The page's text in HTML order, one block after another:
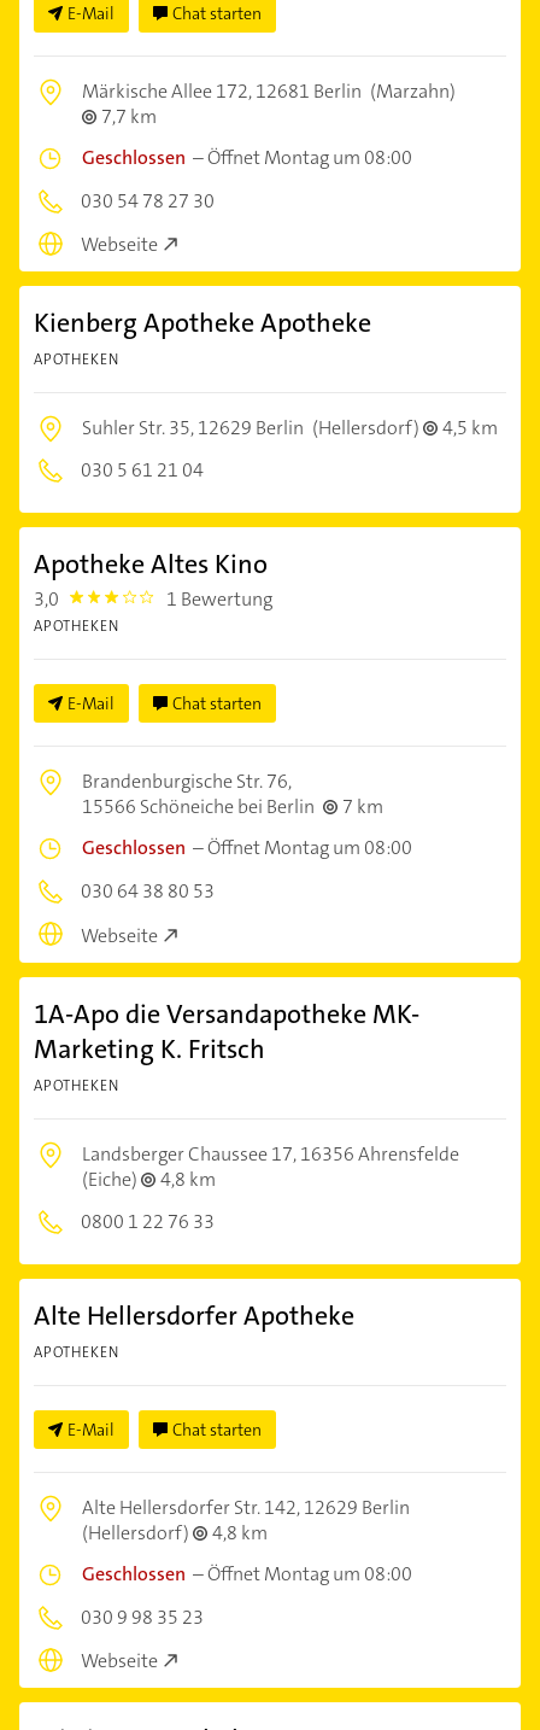
E-Mail Chat starten
Märkische Allee 172,12681 Berlin (Marzahn)
7,7 km
Geschlossen –Öffnet Montag um 08:00
030 54 78 27 30
Webseite
Kienberg Apotheke Apotheke
APOTHEKEN
Suhler Str. 35,12629 Berlin (Hellersdorf)
4,5 km
030 5 61 21 04
Apotheke Altes Kino
3,0 3.0 1 Bewertung
APOTHEKEN
E-Mail Chat starten
Brandenburgische Str. 76,
15566 Schöneiche bei Berlin
7 km
Geschlossen –Öffnet Montag um 08:00
030 64 38 80 53
Webseite
1A-Apo die Versandapotheke MK-
Marketing K. Fritsch
APOTHEKEN
Landsberger Chaussee 17,16356 Ahrensfelde
(Eiche)
4,8 km
0800 1 22 76 33
Alte Hellersdorfer Apotheke
APOTHEKEN
E-Mail Chat starten
Alte Hellersdorfer Str. 142,12629 Berlin
(Hellersdorf)
4,8 km
Geschlossen –Öffnet Montag um 08:00
030 9 98 35 23
Webseite